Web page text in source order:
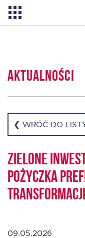
Dlaczego
Pożyczka
Oferta dla
Aktualności
❮ WRÓĆ DO
Zielone
pożyczka
09.05.2026